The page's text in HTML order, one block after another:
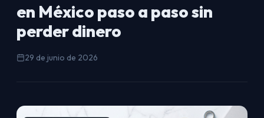
en México paso a paso sin
perder dinero
29 de junio de 2026